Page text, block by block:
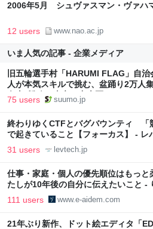
2006年5月 シュヴァスマン・ヴァハ
12 users www.nao.ac.jp
いま人気の記事 - 企業メディア
旧五輪選手村「HARUMI FLAG」自
人が本気スキルで挑む、盆踊り2万人
向上”戦略 東京・中央区
75 users suumo.jp
終わりゆくCTFとバグバウンティ 「
で起きていること【フォーカス】 - レ
31 users levtech.jp
仕事・家庭・個人の優先順位はもっ
たしが10年後の自分に伝えたいこと -
111 users www.e-aidem.com
21年ぶり新作、ドット絵エディタ「